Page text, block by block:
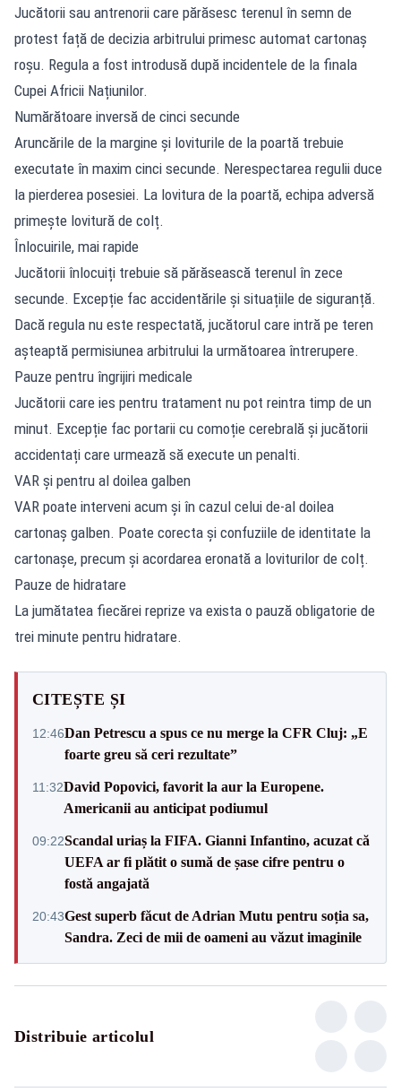
Jucătorii sau antrenorii care părăsesc terenul în semn de
protest față de decizia arbitrului primesc automat cartonaș
roșu. Regula a fost introdusă după incidentele de la finala
Cupei Africii Națiunilor.
Numărătoare inversă de cinci secunde
Aruncările de la margine și loviturile de la poartă trebuie
executate în maxim cinci secunde. Nerespectarea regulii duce
la pierderea posesiei. La lovitura de la poartă, echipa adversă
primește lovitură de colț.
Înlocuirile, mai rapide
Jucătorii înlocuiți trebuie să părăsească terenul în zece
secunde. Excepție fac accidentările și situațiile de siguranță.
Dacă regula nu este respectată, jucătorul care intră pe teren
așteaptă permisiunea arbitrului la următoarea întrerupere.
Pauze pentru îngrijiri medicale
Jucătorii care ies pentru tratament nu pot reintra timp de un
minut. Excepție fac portarii cu comoție cerebrală și jucătorii
accidentați care urmează să execute un penalti.
VAR și pentru al doilea galben
VAR poate interveni acum și în cazul celui de-al doilea
cartonaș galben. Poate corecta și confuziile de identitate la
cartonașe, precum și acordarea eronată a loviturilor de colț.
Pauze de hidratare
La jumătatea fiecărei reprize va exista o pauză obligatorie de
trei minute pentru hidratare.
CITEȘTE ȘI
12:46Dan Petrescu a spus ce nu merge la CFR Cluj: „E
foarte greu să ceri rezultate”
11:32David Popovici, favorit la aur la Europene.
Americanii au anticipat podiumul
09:22Scandal uriaș la FIFA. Gianni Infantino, acuzat că
UEFA ar fi plătit o sumă de șase cifre pentru o
fostă angajată
20:43Gest superb făcut de Adrian Mutu pentru soția sa,
Sandra. Zeci de mii de oameni au văzut imaginile
Distribuie articolul